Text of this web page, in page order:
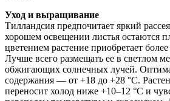
Уход и выращивание
Тилландсия предпочитает яркий
хорошем освещении листья остаются
цветением растение приобретает
Лучше всего размещать ее в светлом
обжигающих солнечных лучей.
содержания — от +18 до +28 °C.
переносит холод ниже +10–12 °C и